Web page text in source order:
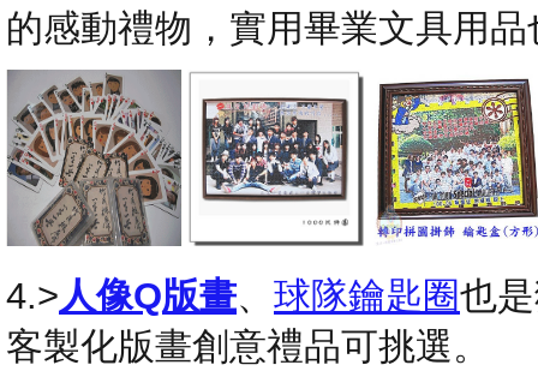
的感動禮物，實用畢業文具用
4.>人像Q版畫、 球隊鑰匙圈也
客製化版畫創意禮品可挑選。